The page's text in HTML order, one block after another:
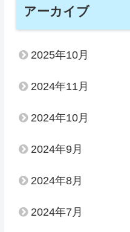
アーカイブ
2025年10月
2024年11月
2024年10月
2024年9月
2024年8月
2024年7月